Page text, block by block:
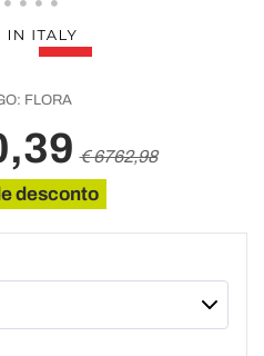
FLORA
€ 6762,98
desconto